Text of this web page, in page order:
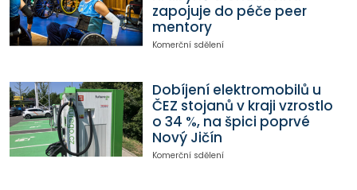
zapojuje do péče peer
mentory
Komerční sdělení
Dobíjení elektromobilů u
ČEZ stojanů v kraji vzrostlo
o 34 %, na špici poprvé
Nový Jičín
Komerční sdělení